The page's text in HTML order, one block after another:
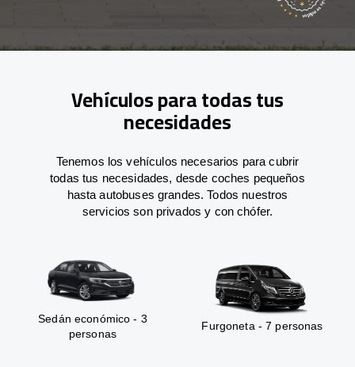
Vehículos para todas tus
necesidades
Tenemos los vehículos necesarios para cubrir
todas tus necesidades, desde coches pequeños
hasta autobuses grandes. Todos nuestros
servicios son privados y con chófer.
Sedán económico - 3
personas
Furgoneta - 7 personas